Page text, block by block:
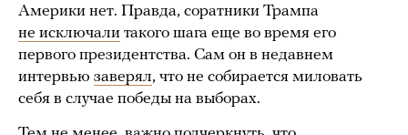
Америки нет. Правда, соратники Трампа
не исключали такого шага еще во время его
первого президентства. Сам он в недавнем
интервью заверял, что не собирается миловать
себя в случае победы на выборах.